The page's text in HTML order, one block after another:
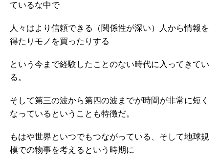
ているな中で
人々はより信頼できる（関係性が深い）人から情報を
得たりモノを買ったりする
という今まで経験したことのない時代に入ってきてい
る。
そして第三の波から第四の波までが時間が非常に短く
なっているということも特徴だ。
もはや世界といつでもつながっている、そして地球規
模での物事を考えるという時期に